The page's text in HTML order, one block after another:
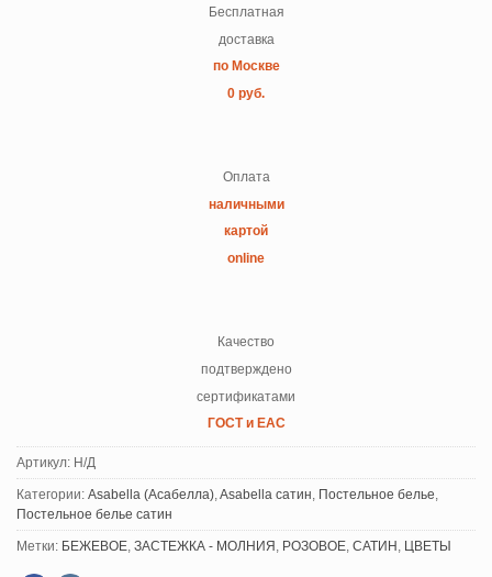
Бесплатная
доставка
по Москве
0 руб.
Оплата
наличными
картой
online
Качество
подтверждено
сертификатами
ГОСТ и ЕАС
Артикул: Н/Д
Категории: Asabella (Асабелла) Asabella сатин Постельное белье
Постельное белье сатин
Метки: БЕЖЕВОЕ ЗАСТЕЖКА - МОЛНИЯ РОЗОВОЕ САТИН ЦВЕТЫ